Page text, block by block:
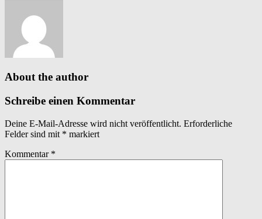
About the author
Schreibe einen Kommentar
Deine E-Mail-Adresse wird nicht veröffentlicht. Erforderliche
Felder sind mit * markiert
Kommentar *